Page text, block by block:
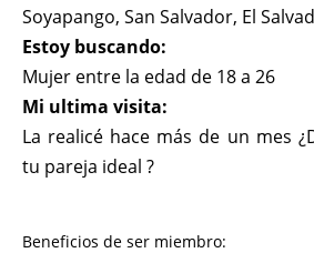
Soyapango, San Salvador, El
Estoy buscando:
Mujer entre la edad de 18 a 26
Mi ultima visita:
La realicé hace más de un mes
tu pareja ideal ?
Beneficios de ser miembro: